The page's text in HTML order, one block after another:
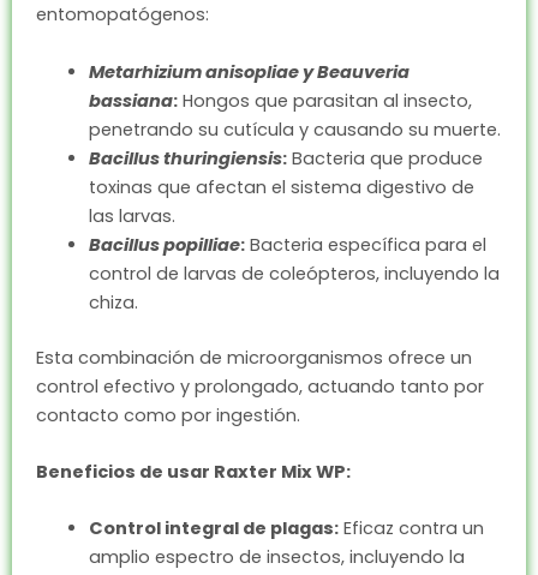
entomopatógenos:
Metarhizium anisopliaeyBeauveria
bassiana:Hongos que parasitan al insecto,
penetrando su cutícula y causando su muerte.
Bacillus thuringiensis:Bacteria que produce
toxinas que afectan el sistema digestivo de
las larvas.
Bacillus popilliae:Bacteria específica para el
control de larvas de coleópteros, incluyendo la
chiza.
Esta combinación de microorganismos ofrece un
control efectivo y prolongado, actuando tanto por
contacto como por ingestión.
Beneficios de usar Raxter Mix WP:
Control integral de plagas:Eficaz contra un
amplio espectro de insectos, incluyendo la